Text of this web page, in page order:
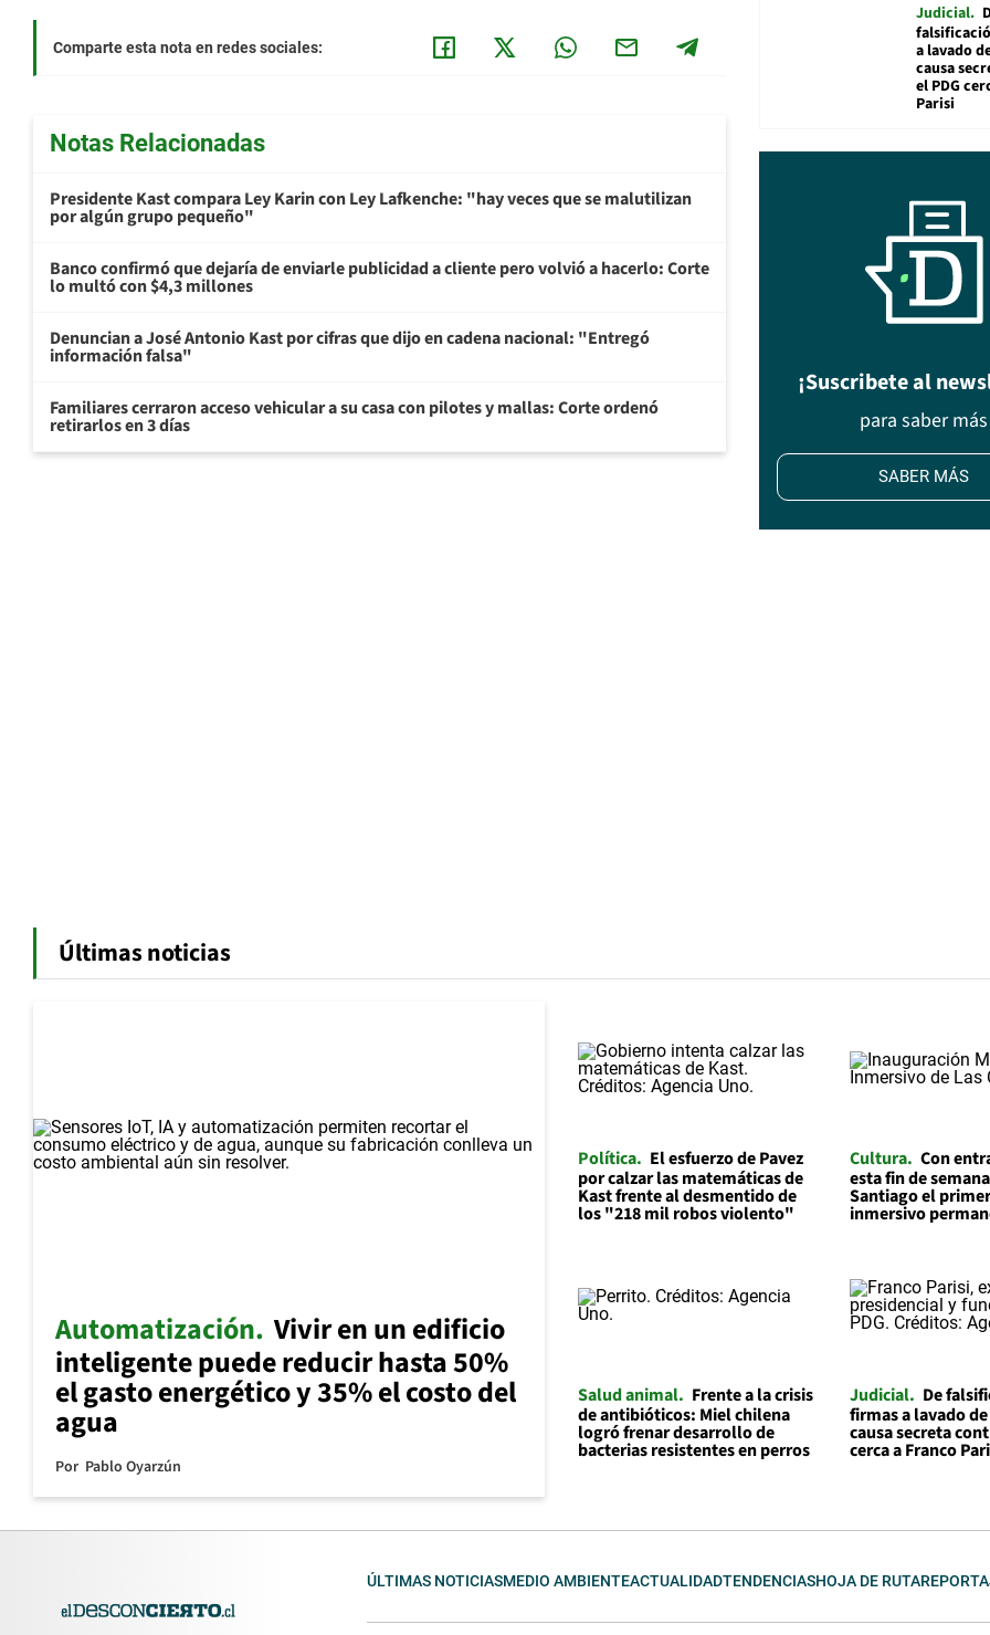
Comparte esta nota en redes sociales:
Notas Relacionadas
Presidente Kast compara Ley Karin con Ley Lafkenche: "hay veces que se malutilizan
por algún grupo pequeño"
Banco confirmó que dejaría de enviarle publicidad a cliente pero volvió a hacerlo: Corte
lo multó con $4,3 millones
Denuncian a José Antonio Kast por cifras que dijo en cadena nacional: "Entregó
información falsa"
Familiares cerraron acceso vehicular a su casa con pilotes y mallas: Corte ordenó
retirarlos en 3 días
Judicial
a lavado
causa
el PDG
Parisi
¡Suscribete al
para saber más
SABER MÁS
Últimas noticias
Automatización Vivir en un edificio
inteligente puede reducir hasta 50%
el gasto energético y 35% el costo del
agua
Por Pablo Oyarzún
Política
El esfuerzo de Pavez
por calzar las matemáticas de
Kast frente al desmentido de
los "218 mil robos violento"
Cultura Con
esta fin de
Santiago el
inmersivo
Salud animal
Frente a la crisis
de antibióticos: Miel chilena
logró frenar desarrollo de
bacterias resistentes en perros
Judicial De
firmas a lavado
causa secreta
cerca a Franco
ÚLTIMAS NOTICIASMEDIO AMBIENTEACTUALIDADTENDENCIASHOJA DE RUTA